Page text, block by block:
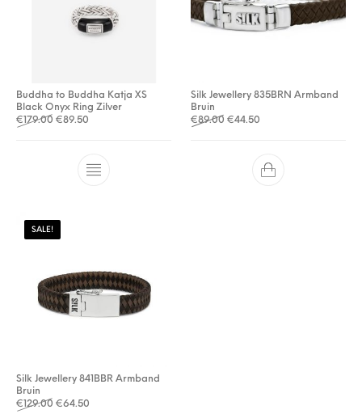
Buddha to Buddha Katja XS
Black Onyx Ring Zilver
€179.00 Oorspronkelijke prijs was: €179.00.
€89.50 Huidige prijs is: €89.50.
Silk Jewellery 835BRN Armband
Bruin
€89.00 Oorspronkelijke prijs was:
€44.50
SALE!
Silk Jewellery 841BBR Armband
Bruin
€129.00 Oorspronkelijke prijs was: €129.00.
€64.50